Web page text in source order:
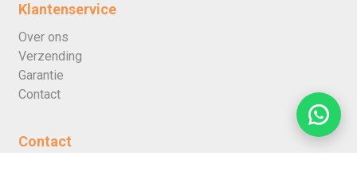
Klantenservice
Over ons
Verzending
Garantie
Contact
Contact